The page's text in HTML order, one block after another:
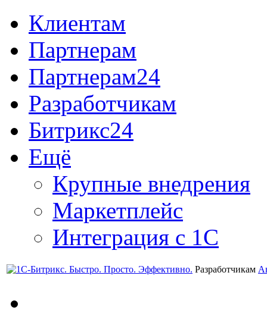
Клиентам
Партнерам
Партнерам24
Разработчикам
Битрикс24
Ещё
Крупные внедрения
Маркетплейс
Интеграция с 1С
Разработчикам